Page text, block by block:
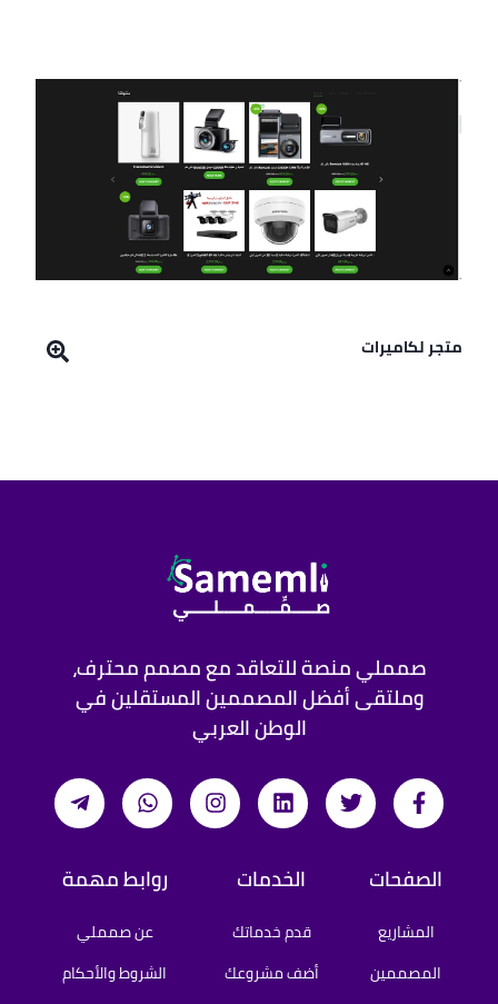
متجر لكاميرات
صمملي منصة للتعاقد مع مصمم محترف،
وملتقى أفضل المصممين المستقلين في
الوطن العربي
الصفحات
المشاريع
المصممين
الخدمات
قدم خدماتك
أضف مشروعك
روابط مهمة
عن صمملي
الشروط والأحكام